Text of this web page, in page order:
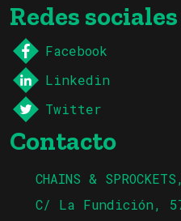
Redes sociales
Facebook
Linkedin
Twitter
Contacto
CHAINS &
C/ La Fundición,